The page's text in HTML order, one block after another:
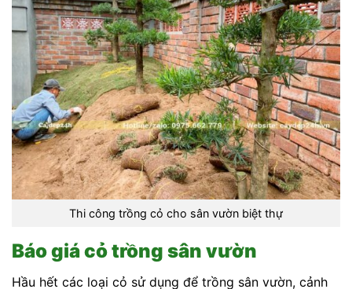
Thi công trồng cỏ cho sân vườn biệt thự
Báo giá cỏ trồng sân vườn
Hầu hết các loại cỏ sử dụng để trồng sân vườn, cảnh